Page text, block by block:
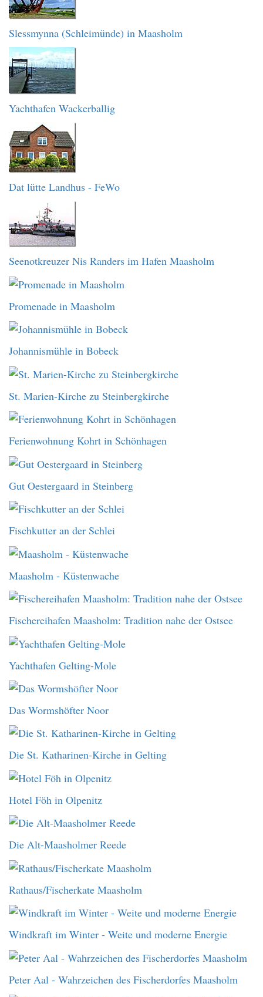
Slessmynna (Schleimünde) in Maasholm
Yachthafen Wackerballig
Dat lütte Landhus - FeWo
Seenotkreuzer Nis Randers im Hafen Maasholm
Promenade in Maasholm
Johannismühle in Bobeck
St. Marien-Kirche zu Steinbergkirche
Ferienwohnung Kohrt in Schönhagen
Gut Oestergaard in Steinberg
Fischkutter an der Schlei
Maasholm - Küstenwache
Fischereihafen Maasholm: Tradition nahe der Ostsee
Yachthafen Gelting-Mole
Das Wormshöfter Noor
Die St. Katharinen-Kirche in Gelting
Hotel Föh in Olpenitz
Die Alt-Maasholmer Reede
Rathaus/Fischerkate Maasholm
Windkraft im Winter - Weite und moderne Energie
Peter Aal - Wahrzeichen des Fischerdorfes Maasholm